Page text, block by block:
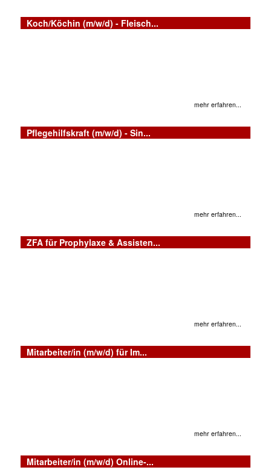
Koch/Köchin (m/w/d) - Fleisch...
mehr erfahren...
Pflegehilfskraft (m/w/d) - Sin...
mehr erfahren...
ZFA für Prophylaxe & Assisten...
mehr erfahren...
Mitarbeiter/in (m/w/d) für Im...
mehr erfahren...
Mitarbeiter/in (m/w/d) Online-...